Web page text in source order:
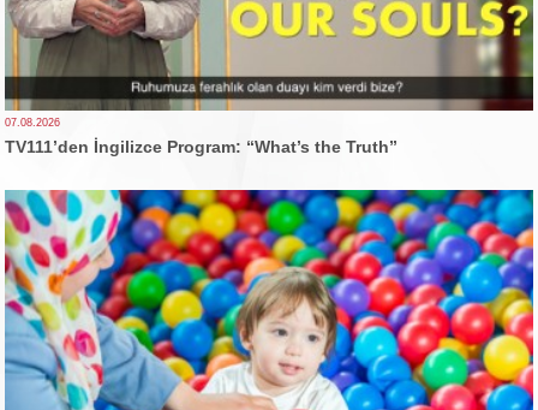
07.08.2026
TV111’den İngilizce Program: “What’s the Truth”